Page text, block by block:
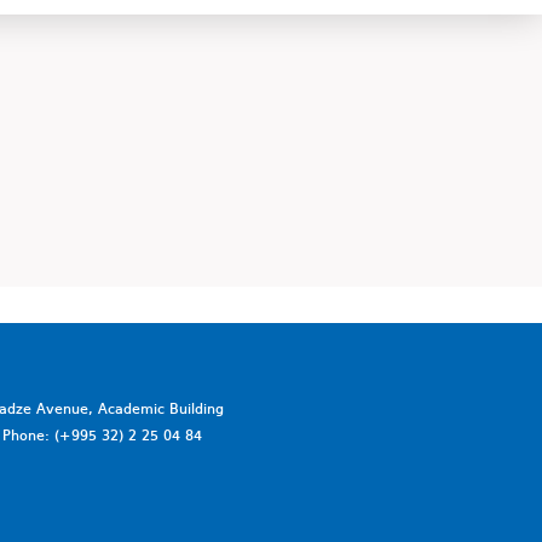
Avenue, Academic Building
(+995 32) 2 25 04 84